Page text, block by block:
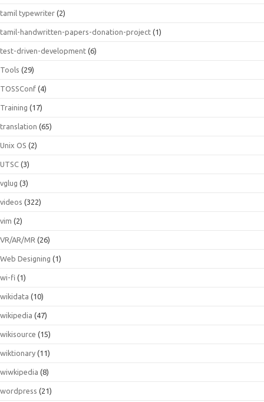
tamil typewriter (2)
tamil-handwritten-papers-donation-project (1)
test-driven-development (6)
Tools (29)
TOSSConf (4)
Training (17)
translation (65)
Unix OS (2)
UTSC (3)
vglug (3)
videos (322)
vim (2)
VR/AR/MR (26)
Web Designing (1)
wi-fi (1)
wikidata (10)
wikipedia (47)
wikisource (15)
wiktionary (11)
wiwkipedia (8)
wordpress (21)